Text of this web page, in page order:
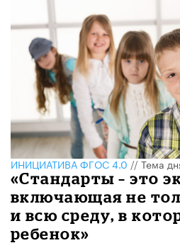
ИНИЦИАТИВА ФГОС 4.0//Тема
​«Стандарты – это
включающая не
и всю среду, в
ребенок»